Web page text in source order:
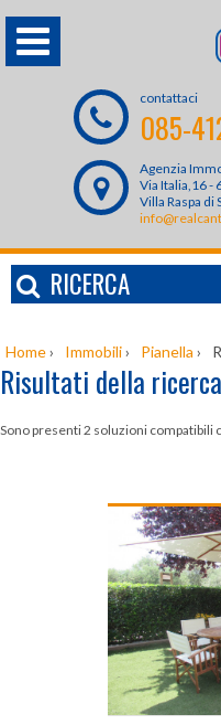
contattaci
085-
Agenzia
Via Italia,16 -
Villa Raspa di
RICERCA
Home› Immobili› Pianella ›
Risultati della ricerca
Sono presenti 2 soluzioni compatibili